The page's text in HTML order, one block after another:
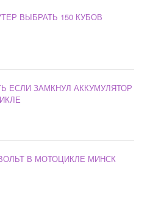
ВЫБРАТЬ 150 КУБОВ
ЕСЛИ ЗАМКНУЛ АККУМУЛЯТОР
В МОТОЦИКЛЕ МИНСК